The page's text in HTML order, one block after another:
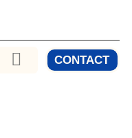
CONTACT